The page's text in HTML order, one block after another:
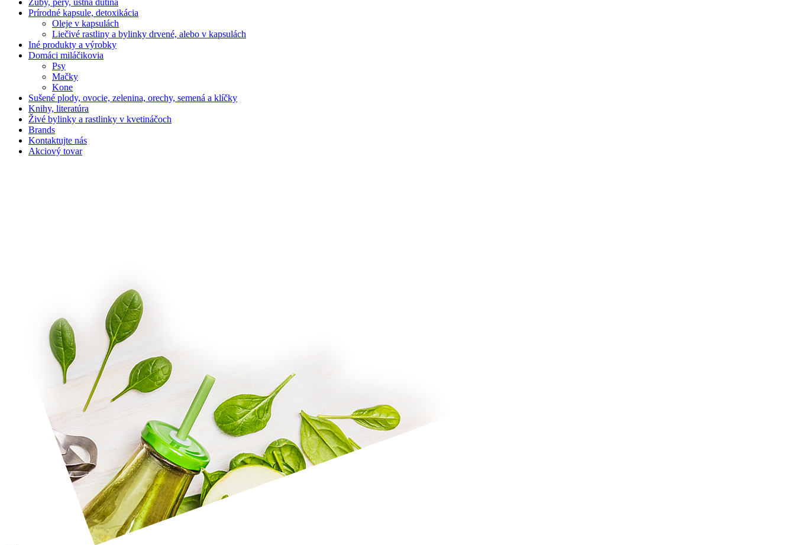
Zuby, pery, ústna dutina
Prírodné kapsule, detoxikácia
Oleje v kapsulách
Liečivé rastliny a bylinky drvené, alebo v kapsulách
Iné produkty a výrobky
Domáci miláčikovia
Psy
Mačky
Kone
Sušené plody, ovocie, zelenina, orechy, semená a klíčky
Knihy, literatúra
Živé bylinky a rastlinky v kvetináčoch
Brands
Kontaktujte nás
Akciový tovar